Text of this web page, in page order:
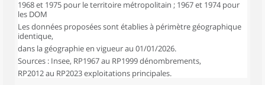
1968 et 1975 pour le territoire métropolitain ; 1967 et 1974 pour
les DOM
Les données proposées sont établies à périmètre géographique
identique,
dans la géographie en vigueur au 01/01/2026.
Sources : Insee, RP1967 au RP1999 dénombrements,
RP2012 au RP2023 exploitations principales.